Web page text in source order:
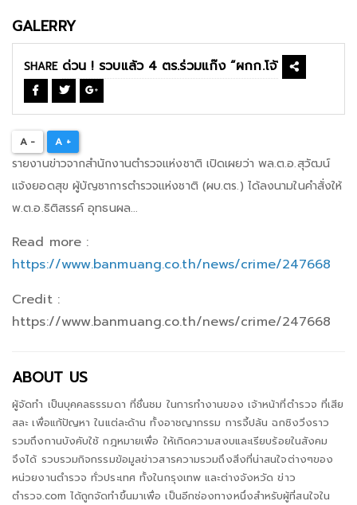
REGISTER
GALERRY
SHARE
A - A +
รายงานข่าวจากสำนักงานตำรวจแห่งชาติ เปิดเผยว่า พล.ต.อ.สุวัฒน์
แจ้งยอดสุข ผู้บัญชาการตำรวจแห่งชาติ (ผบ.ตร.) ได้ลงนามในคำสั่งให้
พ.ต.อ.ธิติสรรค์ อุทธนผล...
Read more :
https://www.banmuang.co.th/news/crime/247668
Credit :
https://www.banmuang.co.th/news/crime/247668
ABOUT US
ผู้จัดทำ เป็นบุคคลธรรมดา ที่ชื่นชม ในการทำงานของ เจ้าหน้าที่ตำรวจ ที่เสีย
สละ เพื่อแก้ปัญหา ในแต่ละด้าน ทั้งอาชญากรรม การจี้ปล้น ฉกชิงวิ่งราว
รวมถึงกานบังคับใช้ กฎหมายเพื่อ ให้เกิดความสงบและเรียบร้อยในสังคม
จึงได้ รวบรวมกิจกรรมข้อมูลข่าวสารความรวมถึงสิ่งที่น่าสนใจต่างๆของ
หน่วยงานตำรวจ ทั่วประเทศ ทั้งในกรุงเทพ และต่างจังหวัด ข่าว
ตำรวจ.com ได้ถูกจัดทำขึ้นมาเพื่อ เป็นอีกช่องทางหนึ่งสำหรับผู้ที่สนใจใน